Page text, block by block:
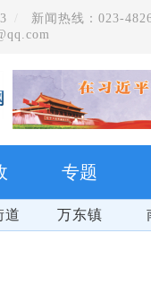
新闻热线：023-
专题
道 万东镇